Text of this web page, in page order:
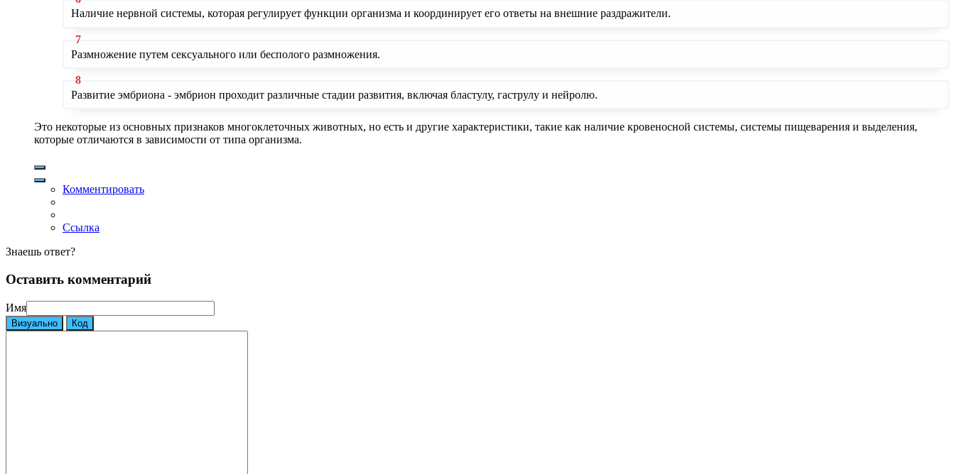
Наличие нервной системы, которая регулирует функции организма и координирует его ответы на внешние раздражители.
Размножение путем сексуального или бесполого размножения.
Развитие эмбриона - эмбрион проходит различные стадии развития, включая бластулу, гаструлу и нейролю.
Это некоторые из основных признаков многоклеточных животных, но есть и другие характеристики, такие как наличие кровеносной системы, системы пищеварения и выделения,
которые отличаются в зависимости от типа организма.
Комментировать
Ссылка
Знаешь ответ?
Оставить комментарий
Имя
Визуально Код